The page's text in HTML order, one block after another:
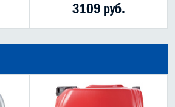
3109 руб.